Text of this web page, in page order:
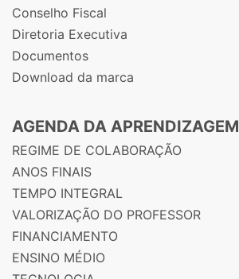
Conselho Fiscal
Diretoria Executiva
Documentos
Download da marca
AGENDA DA APRENDIZAGEM
REGIME DE COLABORAÇÃO
ANOS FINAIS
TEMPO INTEGRAL
VALORIZAÇÃO DO PROFESSOR
FINANCIAMENTO
ENSINO MÉDIO